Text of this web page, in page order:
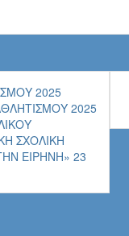
2025
2025
ΣΧΟΛΙΚΉ
ΕΙΡΗΝΗ» 23